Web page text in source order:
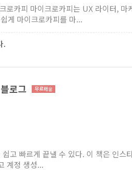
로카피 마이크로카피는 UX 라이터, 마
게 마이크로카피를 마...
.
로그
고 빠르게 끝낼 수 있다. 이 책은 인스
계정 생성...